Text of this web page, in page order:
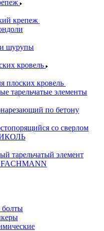
крепеж
шурупы
кровель
плоских кровель
тарельчатые элементы
по бетону
со сверлом
тарельчатый элемент
FACHMANN